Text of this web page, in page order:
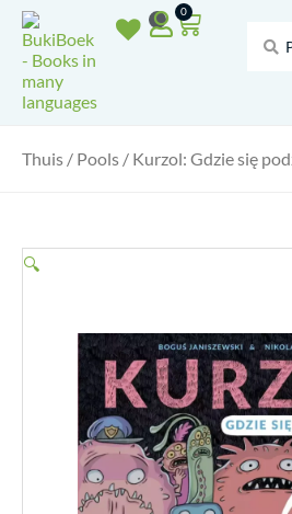
Doorgaan
naar
inhoud
0
Thuis / Pools / Kurzol: Gdzie się
🔍